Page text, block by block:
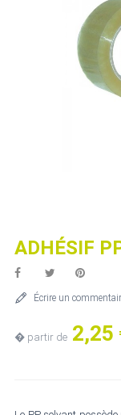
ADHÉSIF
Écrire un
� partir de 2,25